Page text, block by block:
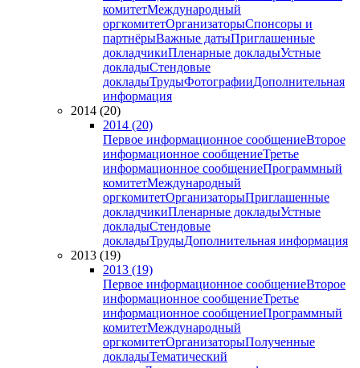
комитетМеждународный
оргкомитетОрганизаторыСпонсоры и
партнёрыВажные датыПриглашенные
докладчикиПленарные докладыУстные
докладыСтендовые
докладыТрудыФотографииДополнительная
информация
2014 (20)
2014 (20)
Первое информационное сообщениеВторое
информационное сообщениеТретье
информационное сообщениеПрограммный
комитетМеждународный
оргкомитетОрганизаторыПриглашенные
докладчикиПленарные докладыУстные
докладыСтендовые
докладыТрудыДополнительная информация
2013 (19)
2013 (19)
Первое информационное сообщениеВторое
информационное сообщениеТретье
информационное сообщениеПрограммный
комитетМеждународный
оргкомитетОрганизаторыПолученные
докладыТематический